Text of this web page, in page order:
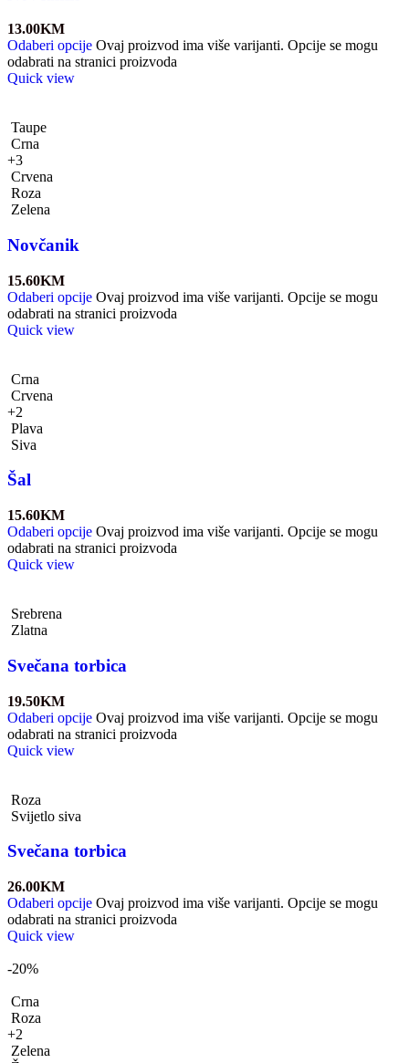
13.00KM
Odaberi opcije Ovaj proizvod ima više varijanti. Opcije se mogu
odabrati na stranici proizvoda
Quick view
Taupe
Crna
+3
Crvena
Roza
Zelena
Novčanik
15.60KM
Odaberi opcije Ovaj proizvod ima više varijanti. Opcije se mogu
odabrati na stranici proizvoda
Quick view
Crna
Crvena
+2
Plava
Siva
Šal
15.60KM
Odaberi opcije Ovaj proizvod ima više varijanti. Opcije se mogu
odabrati na stranici proizvoda
Quick view
Srebrena
Zlatna
Svečana torbica
19.50KM
Odaberi opcije Ovaj proizvod ima više varijanti. Opcije se mogu
odabrati na stranici proizvoda
Quick view
Roza
Svijetlo siva
Svečana torbica
26.00KM
Odaberi opcije Ovaj proizvod ima više varijanti. Opcije se mogu
odabrati na stranici proizvoda
Quick view
-20%
Crna
Roza
+2
Zelena